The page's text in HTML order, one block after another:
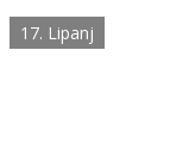
Hrvatska
17. Lipanj